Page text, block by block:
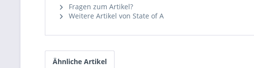
Fragen zum Artikel?
Weitere Artikel von State of A
Ähnliche Artikel